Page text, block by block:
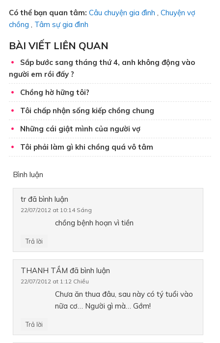
Có thể bạn quan tâm: Câu chuyện gia đình
Chuyện vợ
chồng
Tâm sự gia đình
BÀI VIẾT LIÊN QUAN
Sắp bước sang tháng thứ 4, anh không động vào
người em rồi đấy ?
Chồng hờ hững tôi?
Tôi chấp nhận sống kiếp chồng chung
Những cái giật mình của người vợ
Tôi phải làm gì khi chồng quá vô tâm
Bình luận
tr đã bình luận
22/07/2012 at 10:14 Sáng
chồng bệnh hoạn vì tiền
Trả lời
THANH TẦM đã bình luận
22/07/2012 at 1:12 Chiều
Chưa ăn thua đâu, sau này có tý tuổi vào
nữa cơ… Người gì mà… Gớm!
Trả lời